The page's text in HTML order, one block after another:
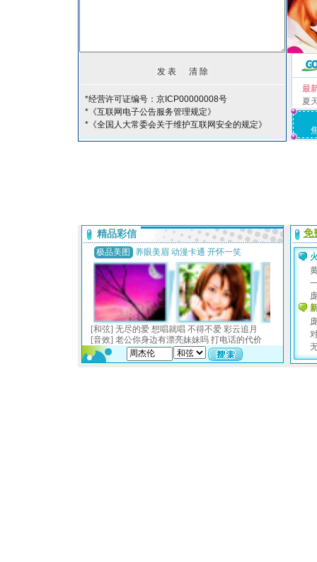
*经营许可证编号：京ICP00000008号
*《互联网电子公告服务管理规定》
*《全国人大常委会关于维护互联网安全的规定》
最
夏